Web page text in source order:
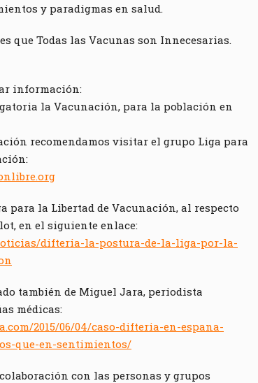
y paradigmas en salud.
que Todas las Vacunas son Innecesarias.
información:
la Vacunación, para la población en
recomendamos visitar el grupo Liga para
para la Libertad de Vacunación, al respecto
en el siguiente enlace:
difteria-la-postura-de-la-liga-por-la-
también de Miguel Jara, periodista
médicas:
2015/06/04/caso-difteria-en-espana-
que-en-sentimientos/
con las personas y grupos